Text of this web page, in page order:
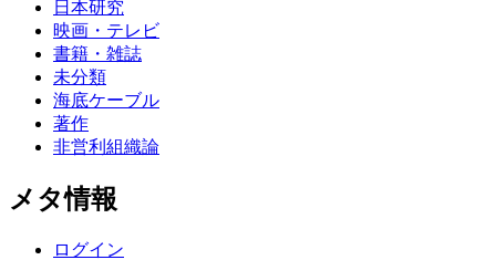
日本研究
映画・テレビ
書籍・雑誌
未分類
海底ケーブル
著作
非営利組織論
メタ情報
ログイン